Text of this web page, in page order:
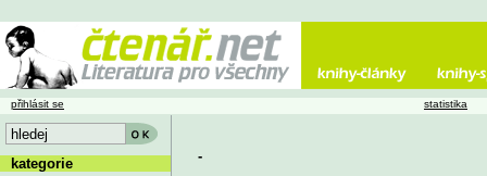
-
přihlásit se statistika
kategorie